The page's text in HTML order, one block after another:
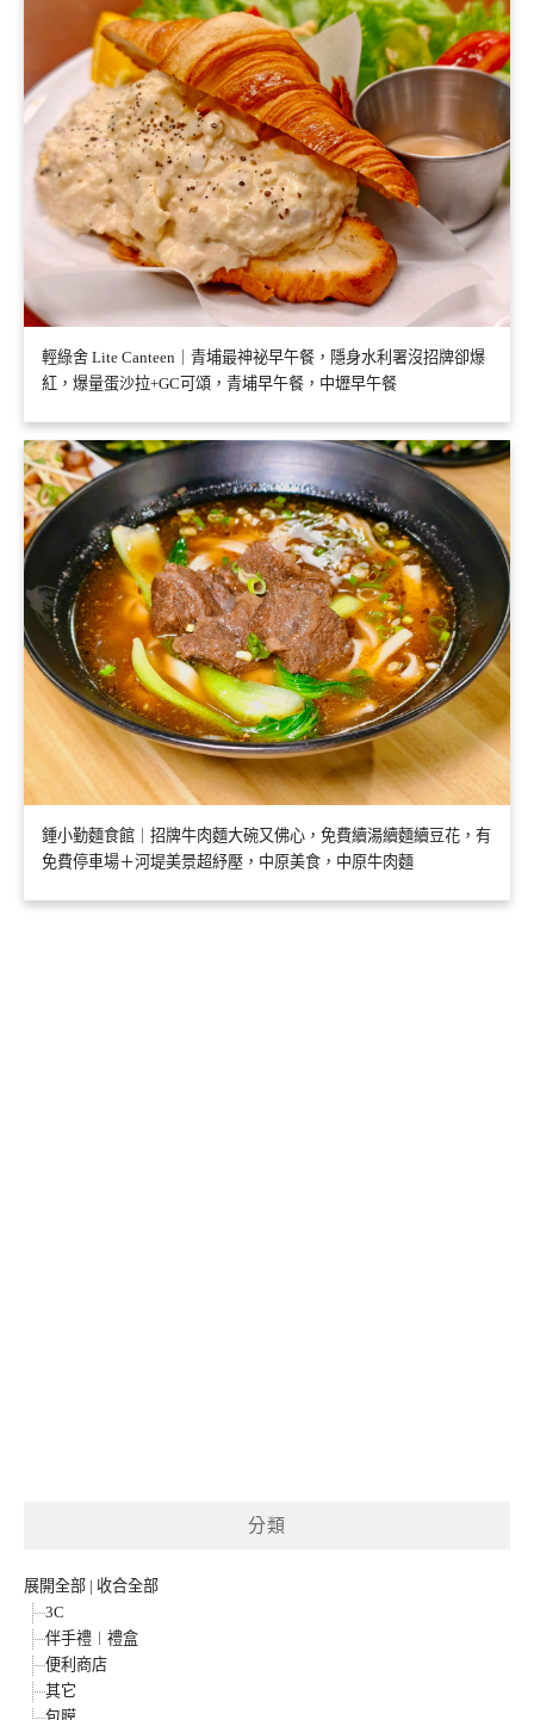
輕綠舍 Lite Canteen｜青埔最神祕早午餐，隱身水利署沒招牌卻爆
紅，爆量蛋沙拉+GC可頌，青埔早午餐，中壢早午餐
鍾小勤麵食館｜招牌牛肉麵大碗又佛心，免費續湯續麵續豆花，有
免費停車場＋河堤美景超紓壓，中原美食，中原牛肉麵
分類
展開全部 | 收合全部
3C
伴手禮︱禮盒
便利商店
其它